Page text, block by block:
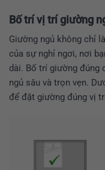
Bố trí vị trí giường
Giường ngủ không chỉ
của sự nghỉ ngơi, nơi
dài. Bố trí giường đúng
ngủ sâu và trọn vẹn.
để đặt giường đúng vị